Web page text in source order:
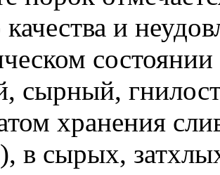
качества и
состоянии
сырный,
хранения
в сырых,